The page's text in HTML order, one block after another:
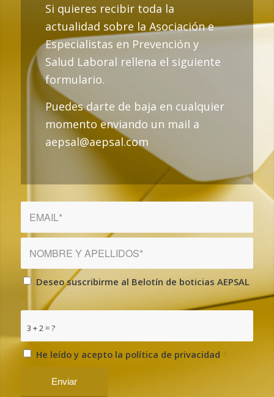
Si quieres recibir toda la
actualidad sobre la Asociación e
Especialistas en Prevención y
Salud Laboral rellena el siguiente
formulario.
Puedes darte de baja en cualquier
momento enviando un mail a
aepsal@aepsal.com
Deseo suscribirme al Belotín de boticias AEPSAL
*
3 + 2 = ?
He leído y acepto la política de privacidad